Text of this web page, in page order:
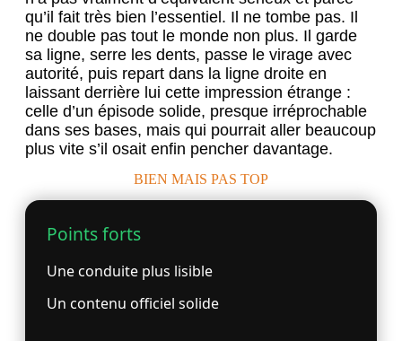
qu’il fait très bien l’essentiel. Il ne tombe pas. Il
ne double pas tout le monde non plus. Il garde
sa ligne, serre les dents, passe le virage avec
autorité, puis repart dans la ligne droite en
laissant derrière lui cette impression étrange :
celle d’un épisode solide, presque irréprochable
dans ses bases, mais qui pourrait aller beaucoup
plus vite s’il osait enfin pencher davantage.
BIEN MAIS PAS TOP
Points forts
Une conduite plus lisible
Un contenu officiel solide